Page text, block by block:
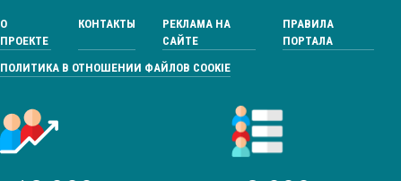
О
ПРОЕКТЕ
КОНТАКТЫ
РЕКЛАМА НА
САЙТЕ
ПРАВИЛА
ПОРТАЛА
ПОЛИТИКА В ОТНОШЕНИИ ФАЙЛОВ COOKIE